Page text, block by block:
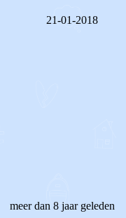
21-01-2018
meer dan 8 jaar geleden